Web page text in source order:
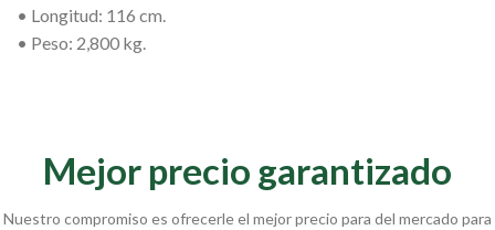
• Longitud: 116 cm.
• Peso: 2,800 kg.
Mejor precio garantizado
Nuestro compromiso es ofrecerle el mejor precio para del mercado para